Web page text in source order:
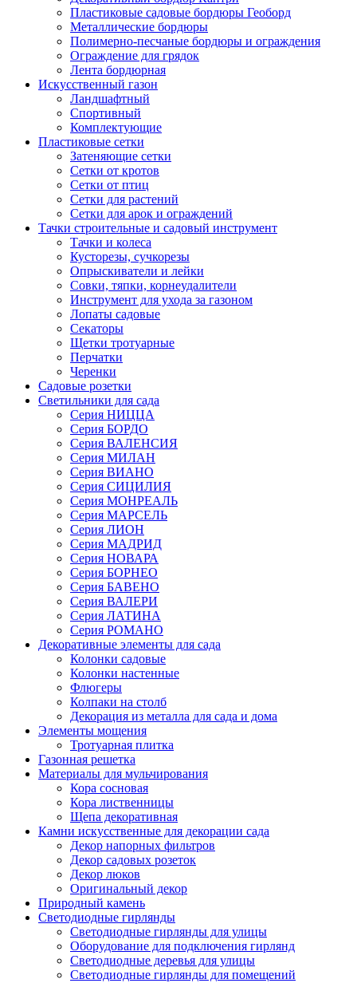
Пластиковые садовые бордюры Геоборд
Металлические бордюры
Полимерно-песчаные бордюры и ограждения
Ограждение для грядок
Лента бордюрная
Искусственный газон
Ландшафтный
Спортивный
Комплектующие
Пластиковые сетки
Затеняющие сетки
Сетки от кротов
Сетки от птиц
Сетки для растений
Сетки для арок и ограждений
Тачки строительные и садовый инструмент
Тачки и колеса
Кусторезы, сучкорезы
Опрыскиватели и лейки
Совки, тяпки, корнеудалители
Инструмент для ухода за газоном
Лопаты садовые
Секаторы
Щетки тротуарные
Перчатки
Черенки
Садовые розетки
Светильники для сада
Серия НИЦЦА
Серия БОРДО
Серия ВАЛЕНСИЯ
Серия МИЛАН
Серия ВИАНО
Серия СИЦИЛИЯ
Серия МОНРЕАЛЬ
Серия МАРСЕЛЬ
Серия ЛИОН
Серия МАДРИД
Серия НОВАРА
Серия БОРНЕО
Серия БАВЕНО
Серия ВАЛЕРИ
Серия ЛАТИНА
Серия РОМАНО
Декоративные элементы для сада
Колонки садовые
Колонки настенные
Флюгеры
Колпаки на столб
Декорация из металла для сада и дома
Элементы мощения
Тротуарная плитка
Газонная решетка
Материалы для мульчирования
Кора сосновая
Кора лиственницы
Щепа декоративная
Камни искусственные для декорации сада
Декор напорных фильтров
Декор садовых розеток
Декор люков
Оригинальный декор
Природный камень
Светодиодные гирлянды
Светодиодные гирлянды для улицы
Оборудование для подключения гирлянд
Светодиодные деревья для улицы
Светодиодные гирлянды для помещений